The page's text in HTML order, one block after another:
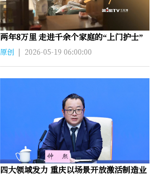
两年8万里 走进千余个家庭的“上门护士”
原创 | 2026-05-19 06:00:00
四大领域发力 重庆以场景开放激活制造业